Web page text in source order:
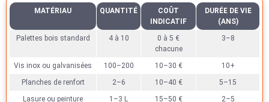
MATÉRIAU QUANTITÉ
COÛT
INDICATIF
DURÉE DE VIE
(ANS)
Palettes bois standard
4 à 10
0 à 5 €
chacune
3–8
Vis inox ou galvanisées 100–200 10–30 €
10+
Planches de renfort
2–6 10–40 €
5–15
Lasure ou peinture
1–3 L 15–50 € 2–5